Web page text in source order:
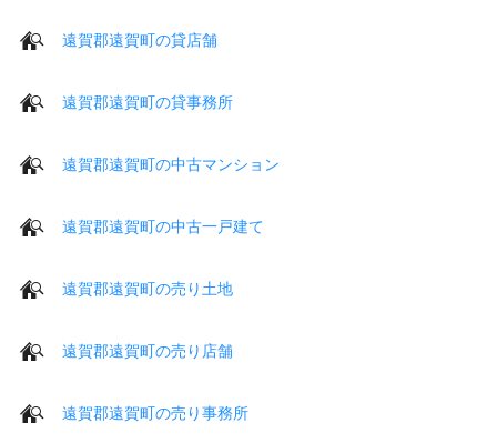
遠賀郡遠賀町の貸店舗
遠賀郡遠賀町の貸事務所
遠賀郡遠賀町の中古マンション
遠賀郡遠賀町の中古一戸建て
遠賀郡遠賀町の売り土地
遠賀郡遠賀町の売り店舗
遠賀郡遠賀町の売り事務所